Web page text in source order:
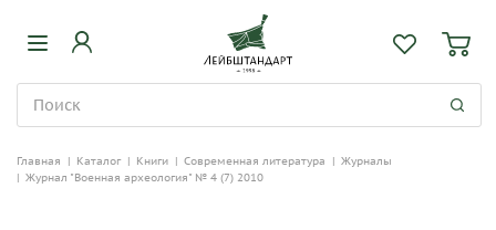
Главная | Каталог | Книги | Современная литература | Журналы
| Журнал "Военная археология" № 4 (7) 2010